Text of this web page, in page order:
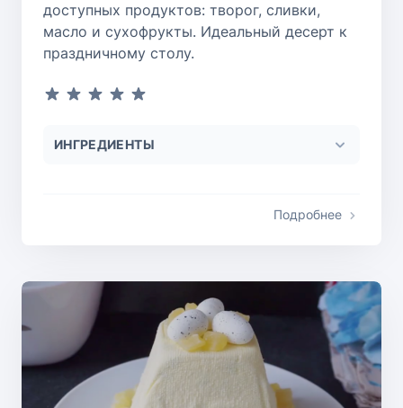
доступных продуктов: творог, сливки,
масло и сухофрукты. Идеальный десерт к
праздничному столу.
ИНГРЕДИЕНТЫ
Подробнее